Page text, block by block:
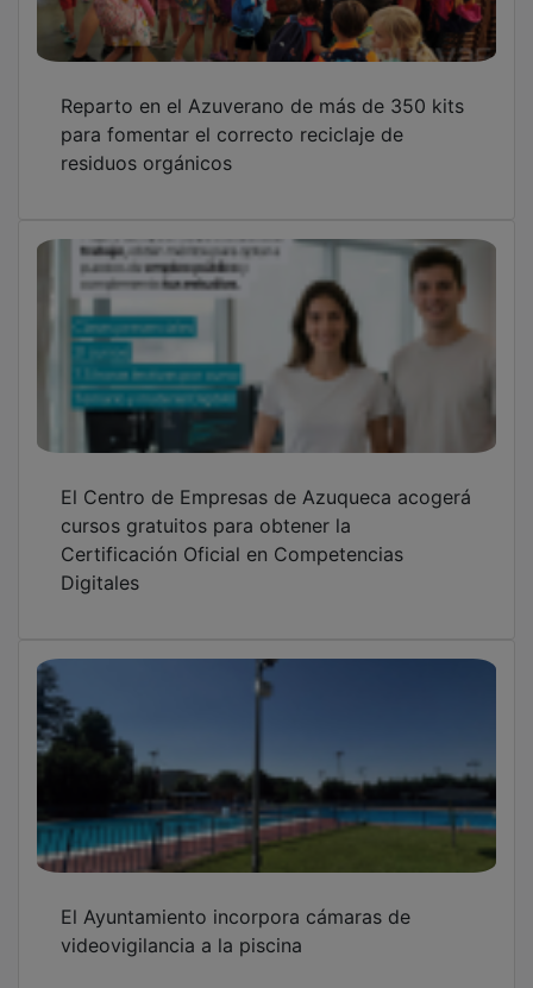
cursos gratuitos para obtener la
Certificación Oficial en Competencias
El Ayuntamiento incorpora cámaras de
videovigilancia a la piscina
Ya están a la venta las entradas para el
primer "Viernes a la Luna" de la piscina
municipal